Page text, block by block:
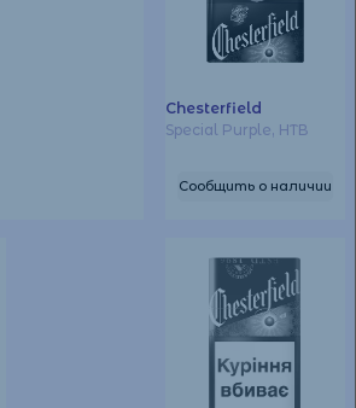
Chesterfield
Special Purple, НТВ
Сообщить о наличии